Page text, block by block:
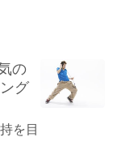
の
グ
を目